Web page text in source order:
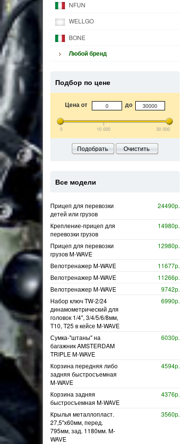
NFUN
WELLGO
BONE
Любой бренд
Подбор по цене
Цена от до
0 10 000 30 000
Подобрать Очистить
Все модели
Прицеп для перевозки
детей или грузов
24490р.
Крепление-прицеп для
перевозки грузов
14980р.
Прицеп для перевозки
грузов M-WAVE
12980р.
Велотренажер M-WAVE
11677р.
Велотренажер M-WAVE
11266р.
Велотренажер M-WAVE
9742р.
Набор ключ TW-2/24
динамометрический для
головок 1/4", 3/4/5/6/8мм,
T10, T25 в кейсе M-WAVE
6990р.
Сумка-"штаны" на
багажник AMSTERDAM
TRIPLE M-WAVE
6030р.
Корзина передняя либо
задняя быстросъемная
M-WAVE
4594р.
Корзина задняя
быстросъемная M-WAVE
4376р.
Крылья металлопласт.
27,5"х60мм, перед.
795мм, зад. 1180мм. M-
WAVE
3560р.